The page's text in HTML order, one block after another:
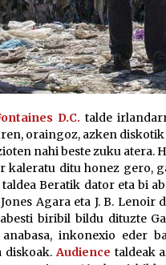
D.C. talde
oraingoz, azken
nahi beste zuku atera.
kaleratu ditu honez gero,
taldea Beratik dator eta bi
Agara eta J. B. Lenoir
biribil bildu dituzte
inkonexio eder
diskoak.Audience taldeak